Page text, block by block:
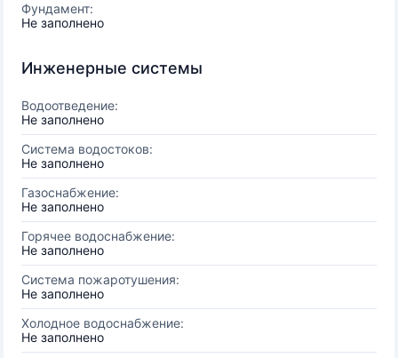
Фундамент:
Не заполнено
Инженерные системы
Водоотведение:
Не заполнено
Система водостоков:
Не заполнено
Газоснабжение:
Не заполнено
Горячее водоснабжение:
Не заполнено
Система пожаротушения:
Не заполнено
Холодное водоснабжение:
Не заполнено